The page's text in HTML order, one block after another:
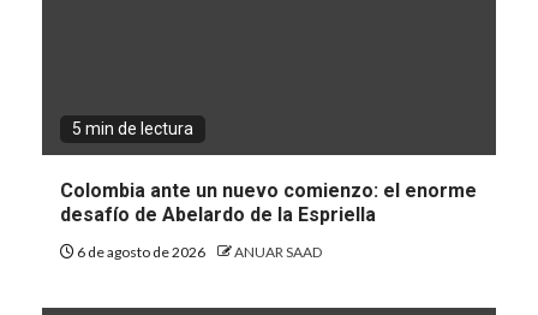
5 min de lectura
Colombia ante un nuevo comienzo: el enorme
desafío de Abelardo de la Espriella
6 de agosto de 2026 ANUAR SAAD